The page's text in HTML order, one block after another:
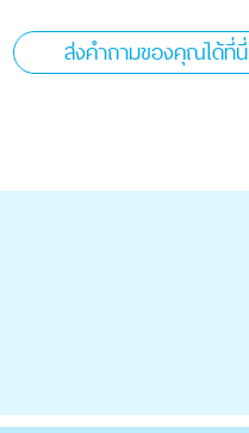
ส่งคำถามของคุณได้ที่นี่